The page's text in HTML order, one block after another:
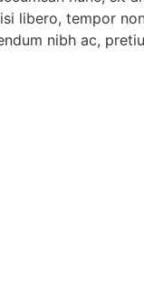
libero, tempor
nibh ac,